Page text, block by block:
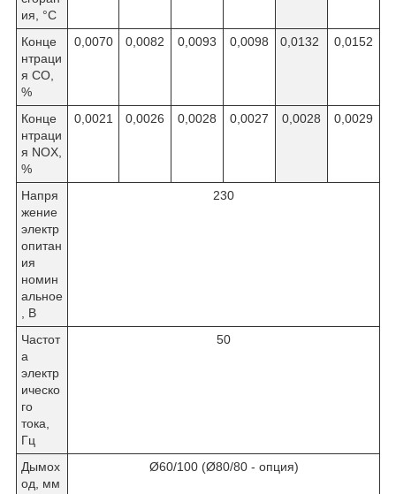
ия, °C
Конце
нтраци
я СО,
%
0,0070 0,0082 0,0093 0,0098 0,0132 0,0152
Конце
нтраци
я NOX,
%
0,0021 0,0026 0,0028 0,0027 0,0028 0,0029
Напря
жение
электр
опитан
ия
номин
альное
, В
230
Частот
а
электр
ическо
го
тока,
Гц
50
Дымох
од, мм
Ø60/100 (Ø80/80 - опция)